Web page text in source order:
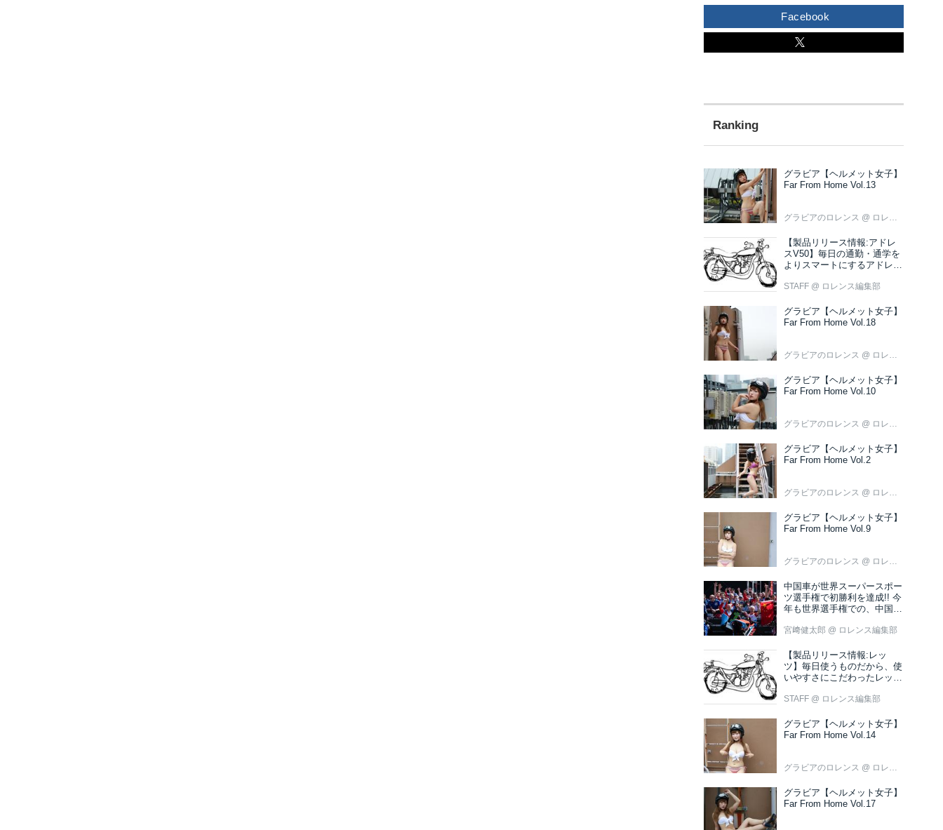
Facebook
グラビア【ヘルメット女子】
Far From Home Vol.13
グラビアのロレンス @ ロレンス編集部
【製品リリース情報:アドレ
スV50】毎日の通勤・通学を
よりスマートにするアドレス
STAFF @ ロレンス編集部
グラビア【ヘルメット女子】
Far From Home Vol.18
グラビアのロレンス @ ロレンス編集部
グラビア【ヘルメット女子】
Far From Home Vol.10
グラビアのロレンス @ ロレンス編集部
グラビア【ヘルメット女子】
Far From Home Vol.2
グラビアのロレンス @ ロレンス編集部
グラビア【ヘルメット女子】
Far From Home Vol.9
グラビアのロレンス @ ロレンス編集部
中国車が世界スーパースポー
ツ選手権で初勝利を達成!! 今
年も世界選手権での、中国車
宮﨑健太郎 @ ロレンス編集部
【製品リリース情報:レッ
ツ】毎日使うものだから、使
いやすさにこだわったレッツ
STAFF @ ロレンス編集部
グラビア【ヘルメット女子】
Far From Home Vol.14
グラビアのロレンス @ ロレンス編集部
グラビア【ヘルメット女子】
Far From Home Vol.17